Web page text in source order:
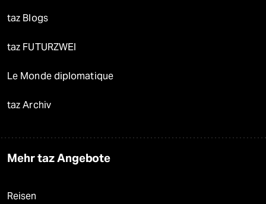
taz Blogs
taz FUTURZWEI
Le Monde diplomatique
taz Archiv
Mehr taz Angebote
Reisen